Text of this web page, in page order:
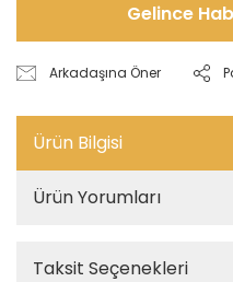
Gelince
Arkadaşına Öner
Ürün Bilgisi
Ürün Yorumları
Taksit Seçenekleri